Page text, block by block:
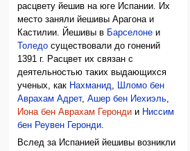
расцвету йешив на юге Испании. Их
место заняли йешивы Арагона и
Кастилии. Йешивы в Барселоне и
Толедо существовали до гонений
1391 г. Расцвет их связан с
деятельностью таких выдающихся
ученых, как Нахманид
Шломо бен
Аврахам Адрет,Ашер бен Иехиэль
Иона бен Аврахам Геронди и Ниссим
бен Реувен Геронди
Вслед за Испанией йешивы возникли